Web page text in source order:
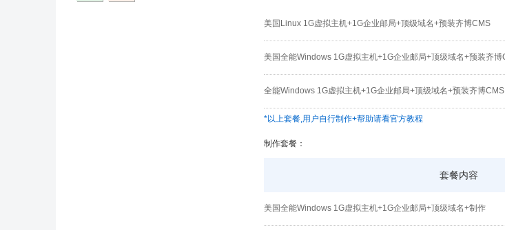
美国Linux 1G虚拟主机+1G企业邮局+顶级域名+预装齐博CMS
美国全能Windows 1G虚拟主机+1G企业邮局+顶级域名+预装齐博
全能Windows 1G虚拟主机+1G企业邮局+顶级域名+预装齐博CMS
*以上套餐,用户自行制作+帮助请看官方教程
制作套餐：
套餐内容
美国全能Windows 1G虚拟主机+1G企业邮局+顶级域名+制作